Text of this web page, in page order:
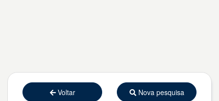
Voltar Nova pesquisa